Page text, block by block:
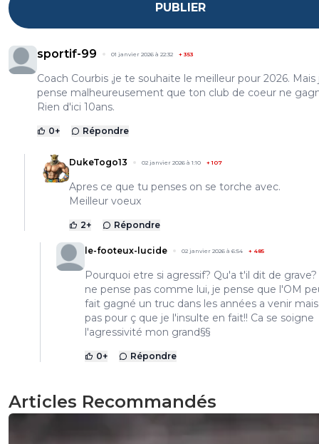
PUBLIER
sportif-99 01 janvier 2026 à 22:32 + 353
Coach Courbis ,je te souhaite le meilleur pour 2026. Mais
pense malheureusement que ton club de coeur ne
Rien d'ici 10ans.
0+ Répondre
DukeTogo13 02 janvier 2026 à 1:10 +107
Apres ce que tu penses on se torche avec.
Meilleur voeux
2+ Répondre
le-footeux-lucide 02 janvier 2026 à 6:54 + 485
Pourquoi etre si agressif? Qu'a t'il dit de
ne pense pas comme lui, je pense que l'OM
fait gagné un truc dans les années a venir
pas pour ç que je l'insulte en fait!! Ca se soigne
l'agressivité mon grand§§
0+ Répondre
Articles Recommandés